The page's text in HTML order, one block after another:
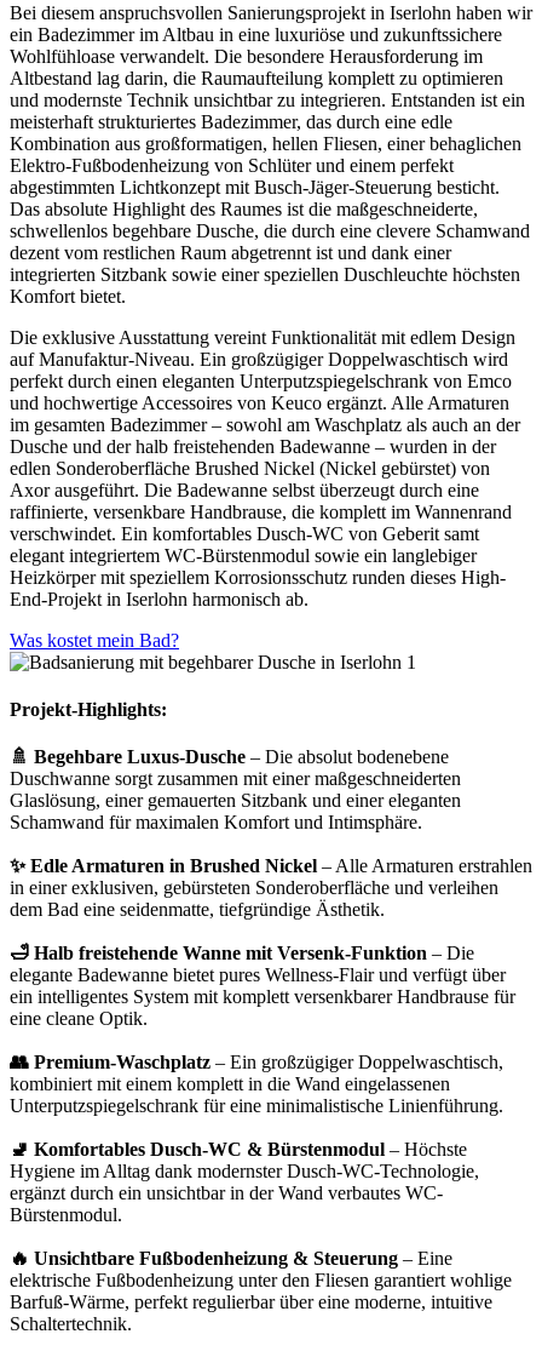
Bei diesem anspruchsvollen Sanierungsprojekt in Iserlohn haben wir
ein Badezimmer im Altbau in eine luxuriöse und zukunftssichere
Wohlfühloase verwandelt. Die besondere Herausforderung im
Altbestand lag darin, die Raumaufteilung komplett zu optimieren
und modernste Technik unsichtbar zu integrieren. Entstanden ist ein
meisterhaft strukturiertes Badezimmer, das durch eine edle
Kombination aus großformatigen, hellen Fliesen, einer behaglichen
Elektro-Fußbodenheizung von Schlüter und einem perfekt
abgestimmten Lichtkonzept mit Busch-Jäger-Steuerung besticht.
Das absolute Highlight des Raumes ist die maßgeschneiderte,
schwellenlos begehbare Dusche, die durch eine clevere Schamwand
dezent vom restlichen Raum abgetrennt ist und dank einer
integrierten Sitzbank sowie einer speziellen Duschleuchte höchsten
Komfort bietet.
Die exklusive Ausstattung vereint Funktionalität mit edlem Design
auf Manufaktur-Niveau. Ein großzügiger Doppelwaschtisch wird
perfekt durch einen eleganten Unterputzspiegelschrank von Emco
und hochwertige Accessoires von Keuco ergänzt. Alle Armaturen
im gesamten Badezimmer – sowohl am Waschplatz als auch an der
Dusche und der halb freistehenden Badewanne – wurden in der
edlen Sonderoberfläche Brushed Nickel (Nickel gebürstet) von
Axor ausgeführt. Die Badewanne selbst überzeugt durch eine
raffinierte, versenkbare Handbrause, die komplett im Wannenrand
verschwindet. Ein komfortables Dusch-WC von Geberit samt
elegant integriertem WC-Bürstenmodul sowie ein langlebiger
Heizkörper mit speziellem Korrosionsschutz runden dieses High-
End-Projekt in Iserlohn harmonisch ab.
Was kostet mein Bad?
Projekt-Highlights:
🚿 Begehbare Luxus-Dusche – Die absolut bodenebene
Duschwanne sorgt zusammen mit einer maßgeschneiderten
Glaslösung, einer gemauerten Sitzbank und einer eleganten
Schamwand für maximalen Komfort und Intimsphäre.
✨ Edle Armaturen in Brushed Nickel – Alle Armaturen erstrahlen
in einer exklusiven, gebürsteten Sonderoberfläche und verleihen
dem Bad eine seidenmatte, tiefgründige Ästhetik.
🛁 Halb freistehende Wanne mit Versenk-Funktion – Die
elegante Badewanne bietet pures Wellness-Flair und verfügt über
ein intelligentes System mit komplett versenkbarer Handbrause für
eine cleane Optik.
👥 Premium-Waschplatz – Ein großzügiger Doppelwaschtisch,
kombiniert mit einem komplett in die Wand eingelassenen
Unterputzspiegelschrank für eine minimalistische Linienführung.
🚽 Komfortables Dusch-WC & Bürstenmodul – Höchste
Hygiene im Alltag dank modernster Dusch-WC-Technologie,
ergänzt durch ein unsichtbar in der Wand verbautes WC-
Bürstenmodul.
🔥 Unsichtbare Fußbodenheizung & Steuerung – Eine
elektrische Fußbodenheizung unter den Fliesen garantiert wohlige
Barfuß-Wärme, perfekt regulierbar über eine moderne, intuitive
Schaltertechnik.